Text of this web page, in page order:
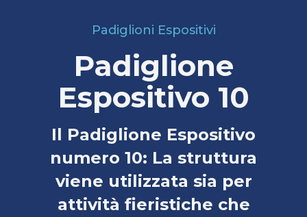
Padiglioni Espositivi
Padiglione
Espositivo 10
Il Padiglione Espositivo
numero 10: La struttura
viene utilizzata sia per
attività fieristiche che